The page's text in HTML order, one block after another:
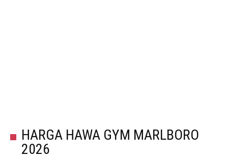
HARGA HAWA GYM MARLBORO
2026